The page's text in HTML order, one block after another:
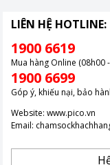
thời điểm cần thay
Hình ảnh chỉ mang
Máy Lọc Nước AO
cho sức khỏe và tiện
LIÊN HỆ HOTLINE:
1900 6619
Mua hàng Online (08h00
1900 6699
Góp ý, khiếu nại, bảo
Website: www.pico.vn
Email: